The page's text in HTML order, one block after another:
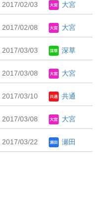
2017/02/03 大宮
2017/02/08 大宮
2017/03/03 深草
2017/03/08 大宮
2017/03/10 共通
2017/03/08 大宮
2017/03/22 瀬田